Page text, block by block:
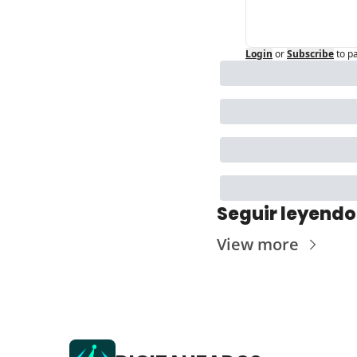
Login orSubscribeto
Seguir leyendo
View more